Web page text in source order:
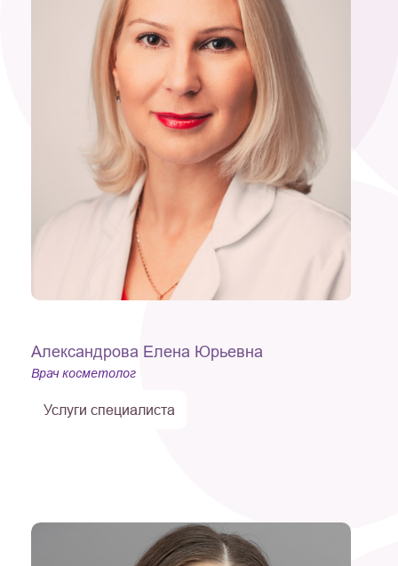
Александрова Елена Юрьевна
Врач косметолог
Услуги специалиста